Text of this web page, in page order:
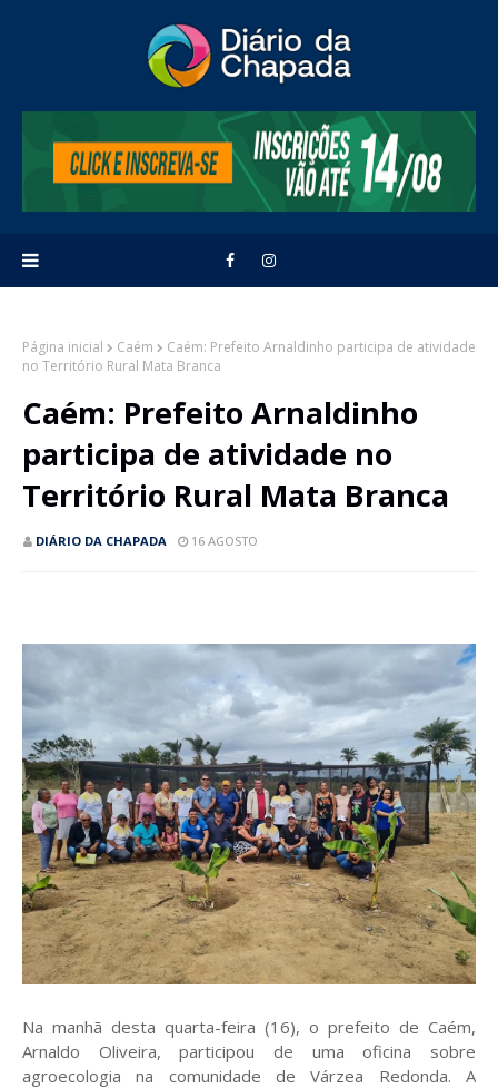
Página inicial Caém
Caém: Prefeito Arnaldinho participa de atividade
no Território Rural Mata Branca
Caém: Prefeito Arnaldinho
participa de atividade no
Território Rural Mata Branca
DIÁRIO DA CHAPADA 16 AGOSTO
Na manhã desta quarta-feira (16), o prefeito de Caém,
Arnaldo Oliveira, participou de uma oficina sobre
agroecologia na comunidade de Várzea Redonda. A